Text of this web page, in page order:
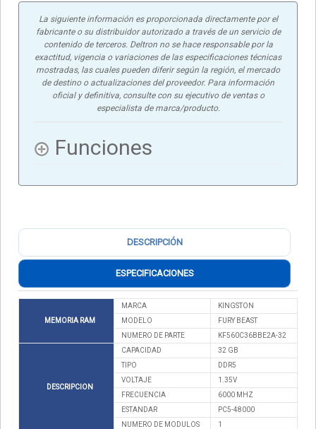
La siguiente información es proporcionada directamente por el
fabricante o su distribuidor autorizado a través de un servicio de
contenido de terceros. Deltron no se hace responsable por la
exactitud, vigencia o variaciones de las especificaciones técnicas
mostradas, las cuales pueden diferir según la región, el mercado
de destino o actualizaciones del proveedor. Para información
oficial y definitiva, consulte con su ejecutivo de ventas o
especialista de marca/producto.
Funciones
DESCRIPCIÓN
ESPECIFICACIONES
MEMORIA RAM
MARCA
KINGSTON
MODELO
FURY BEAST
NUMERO DE PARTE
KF560C36BBE2A-32
DESCRIPCION
CAPACIDAD
32 GB
TIPO
DDR5
VOLTAJE
1.35V
FRECUENCIA
6000 MHZ
ESTANDAR
PC5-48000
NUMERO DE MODULOS
1